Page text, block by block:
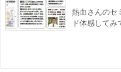
熱血さんの
ド体感し